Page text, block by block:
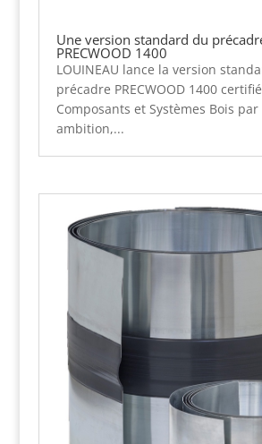
Une version standard du
PRECWOOD 1400
LOUINEAU lance la version
précadre PRECWOOD 1400
Composants et Systèmes Bois par
ambition,...